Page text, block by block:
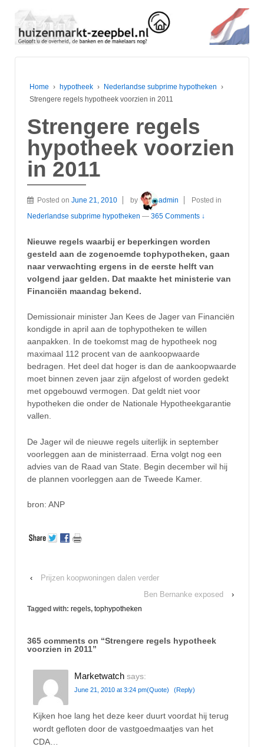
Home › hypotheek › Nederlandse subprime hypotheken ›
Strengere regels hypotheek voorzien in 2011
Strengere regels
hypotheek voorzien
in 2011
Posted on June 21, 2010 by admin
Posted in
Nederlandse subprime hypotheken — 365 Comments ↓
Nieuwe regels waarbij er beperkingen worden
gesteld aan de zogenoemde tophypotheken, gaan
naar verwachting ergens in de eerste helft van
volgend jaar gelden. Dat maakte het ministerie van
Financiën maandag bekend.
Demissionair minister Jan Kees de Jager van Financiën
kondigde in april aan de tophypotheken te willen
aanpakken. In de toekomst mag de hypotheek nog
maximaal 112 procent van de aankoopwaarde
bedragen. Het deel dat hoger is dan de aankoopwaarde
moet binnen zeven jaar zijn afgelost of worden gedekt
met opgebouwd vermogen. Dat geldt niet voor
hypotheken die onder de Nationale Hypotheekgarantie
vallen.
De Jager wil de nieuwe regels uiterlijk in september
voorleggen aan de ministerraad. Erna volgt nog een
advies van de Raad van State. Begin december wil hij
de plannen voorleggen aan de Tweede Kamer.
bron: ANP
‹
Prijzen koopwoningen dalen verder
Ben Bernanke exposed
›
Tagged with: regels, tophypotheken
365 comments on “Strengere regels hypotheek
voorzien in 2011”
Marketwatch says:
June 21, 2010 at 3:24 pm(Quote) (Reply)
Kijken hoe lang het deze keer duurt voordat hij terug
wordt gefloten door de vastgoedmaatjes van het
CDA…